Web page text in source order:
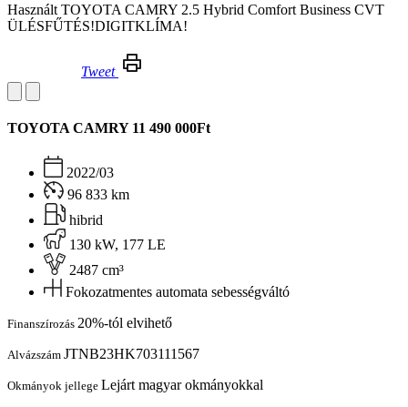
Használt TOYOTA CAMRY 2.5 Hybrid Comfort Business CVT
ÜLÉSFŰTÉS!DIGITKLÍMA!
Tweet
TOYOTA CAMRY 11 490 000Ft
2022/03
96 833 km
hibrid
130 kW, 177 LE
2487 cm³
Fokozatmentes automata sebességváltó
Finanszírozás 20%-tól elvihető
Alvázszám JTNB23HK703111567
Okmányok jellege Lejárt magyar okmányokkal